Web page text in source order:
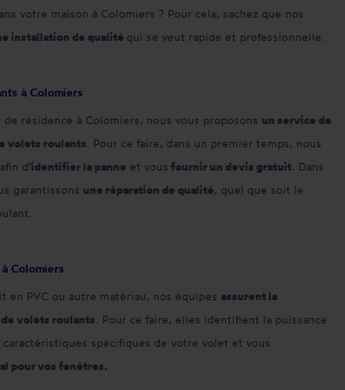
votre maison à Colomiers ? Pour cela, sachez que nos
installation de qualité qui se veut rapide et professionnelle.
à Colomiers
résidence à Colomiers, nous vous proposons un service de
volets roulants . Pour ce faire, dans un premier temps, nous
d'identifier la panne et vous fournir un devis gratuit . Dans
garantissons une réparation de qualité, quel que soit le
Colomiers
en PVC ou autre matériau, nos équipes assurent la
volets roulants . Pour ce faire, elles identifient la puissance
spécifiques de votre volet et vous
pour vos fenêtres.